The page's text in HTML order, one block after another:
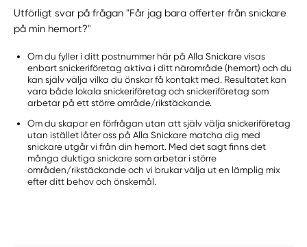
Utförligt svar på frågan "Får jag bara offerter från snickare
på min hemort?"
Om du fyller i ditt postnummer här på Alla Snickare visas
enbart snickeriföretag aktiva i ditt närområde (hemort) och du
kan själv välja vilka du önskar få kontakt med. Resultatet kan
vara både lokala snickeriföretag och snickeriföretag som
arbetar på ett större område/rikstäckande.
Om du skapar en förfrågan utan att själv välja snickeriföretag
utan istället låter oss på Alla Snickare matcha dig med
snickare utgår vi från din hemort. Med det sagt finns det
många duktiga snickare som arbetar i större
områden/rikstäckande och vi brukar välja ut en lämplig mix
efter ditt behov och önskemål.